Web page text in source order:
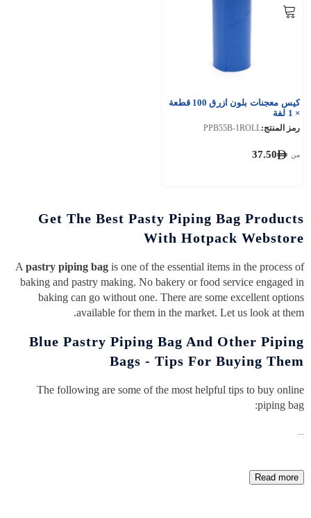
كيس معجنات بلون ازرق 100 قطعة
× 1 لفة
رمز المنتج:PPB55B-1ROLL
من 37.50
Get The Best Pasty Piping Bag Products
With Hotpack Webstore
Apastry piping bag is one of the essential items in the process of
baking and pastry making. No bakery or food service engaged in
baking can go without one. There are some excellent options
available for them in the market. Let us look at them.
Blue Pastry Piping Bag And Other Piping
Bags - Tips For Buying Them
The following are some of the most helpful tips to buy online
piping bag:
Read more